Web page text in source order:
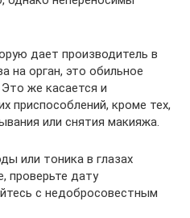
дает производитель в
на орган, это обильное
же касается и
приспособлений, кроме тех,
или снятия макияжа.
или тоника в глазах
проверьте дату
с недобросовестным